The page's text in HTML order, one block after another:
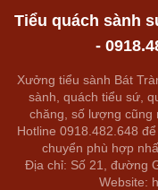
Tiểu quách sành
-
Xưởng tiểu sành Bát
sành, quách tiểu sứ,
chăng, số lượng
Hotline 0918.482.648
chuyển phù hợp
Địa chỉ: Số 21, đường
Website: